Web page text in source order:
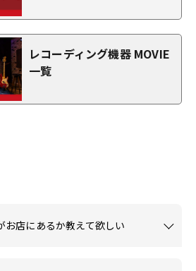
レコーディング機器 MOVIE
一覧
お店にあるか教えて欲しい